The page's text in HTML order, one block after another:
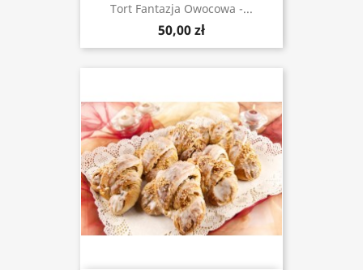
Tort Fantazja Owocowa -...
50,00 zł